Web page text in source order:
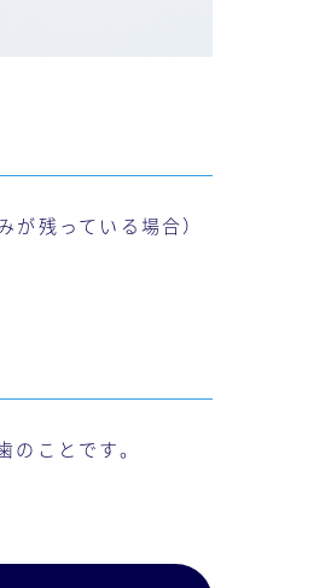
残っている場合）
ことです。